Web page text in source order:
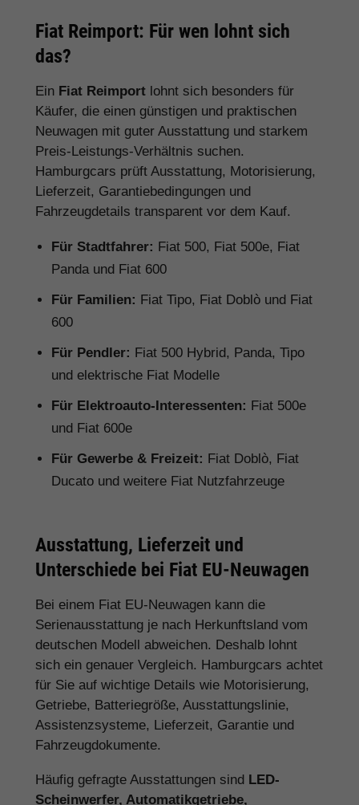
Fiat Reimport: Für wen lohnt sich
das?
Ein Fiat Reimport lohnt sich besonders für
Käufer, die einen günstigen und praktischen
Neuwagen mit guter Ausstattung und starkem
Preis-Leistungs-Verhältnis suchen.
Hamburgcars prüft Ausstattung, Motorisierung,
Lieferzeit, Garantiebedingungen und
Fahrzeugdetails transparent vor dem Kauf.
Für Stadtfahrer: Fiat 500, Fiat 500e, Fiat
Panda und Fiat 600
Für Familien: Fiat Tipo, Fiat Doblò und Fiat
600
Für Pendler: Fiat 500 Hybrid, Panda, Tipo
und elektrische Fiat Modelle
Für Elektroauto-Interessenten: Fiat 500e
und Fiat 600e
Für Gewerbe & Freizeit: Fiat Doblò, Fiat
Ducato und weitere Fiat Nutzfahrzeuge
Ausstattung, Lieferzeit und
Unterschiede bei Fiat EU-Neuwagen
Bei einem Fiat EU-Neuwagen kann die
Serienausstattung je nach Herkunftsland vom
deutschen Modell abweichen. Deshalb lohnt
sich ein genauer Vergleich. Hamburgcars achtet
für Sie auf wichtige Details wie Motorisierung,
Getriebe, Batteriegröße, Ausstattungslinie,
Assistenzsysteme, Lieferzeit, Garantie und
Fahrzeugdokumente.
Häufig gefragte Ausstattungen sind LED-
Scheinwerfer, Automatikgetriebe,